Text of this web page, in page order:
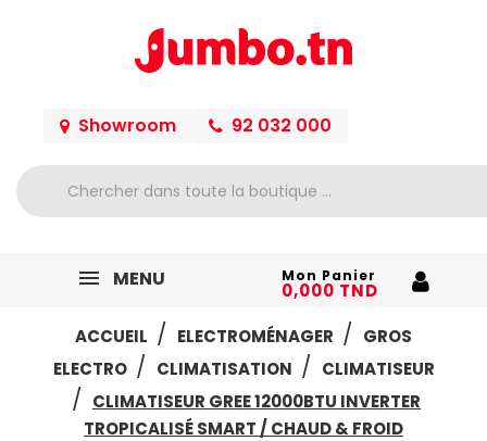
Showroom 92 032 000
MENU Mon Panier
0,000 TND
ACCUEIL
ELECTROMÉNAGER
GROS
ELECTRO
CLIMATISATION
CLIMATISEUR
CLIMATISEUR GREE 12000BTU INVERTER
TROPICALISÉ SMART / CHAUD & FROID